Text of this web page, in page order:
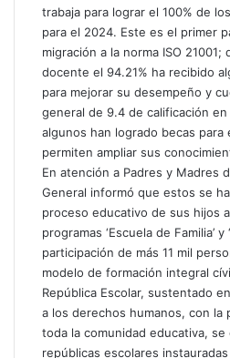
trabaja para lograr el 100% de
para el 2024. Este es el primer
migración a la norma ISO 21001;
docente el 94.21% ha recibido
para mejorar su desempeño y
general de 9.4 de calificación
algunos han logrado becas
permiten ampliar sus
En atención a Padres y Madres
General informó que estos se
proceso educativo de sus hijos
programas ‘Escuela de Familia’ y
participación de más 11 mil
modelo de formación integral
República Escolar, sustentado
a los derechos humanos, con la
toda la comunidad educativa, se
repúblicas escolares